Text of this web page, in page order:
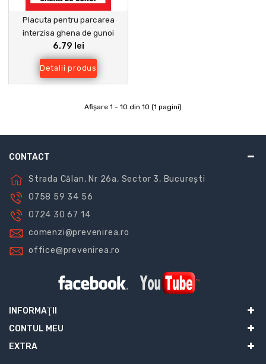
Placuta pentru parcarea
interzisa ghena de gunoi
6.79 lei
Detalii produs
Afişare 1 - 10 din 10 (1 pagini)
CONTACT
Strada Călan, Nr 26a, Sector 3, București
0758 59 34 56
0724 30 67 14
comenzi@prevenirea.ro
office@prevenirea.ro
INFORMAŢII
CONTUL MEU
EXTRA